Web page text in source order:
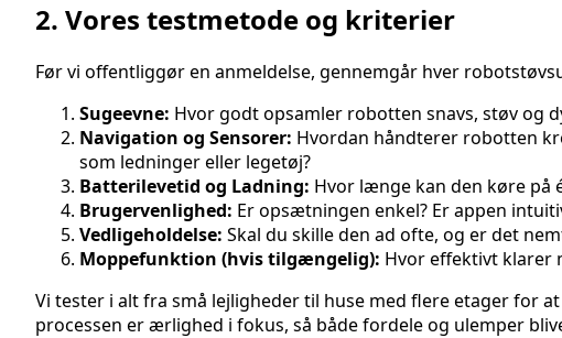
2. Vores testmetode og kriterier
Før vi offentliggør en anmeldelse, gennemgår hver
Sugeevne: Hvor godt opsamler robotten snavs, støv og
Navigation og Sensorer: Hvordan håndterer robotten
som ledninger eller legetøj?
Batterilevetid og Ladning: Hvor længe kan den køre på
Brugervenlighed: Er opsætningen enkel? Er appen
Vedligeholdelse: Skal du skille den ad ofte, og er det
Moppefunktion (hvis tilgængelig): Hvor effektivt klarer
Vi tester i alt fra små lejligheder til huse med flere etager for
processen er ærlighed i fokus, så både fordele og ulemper